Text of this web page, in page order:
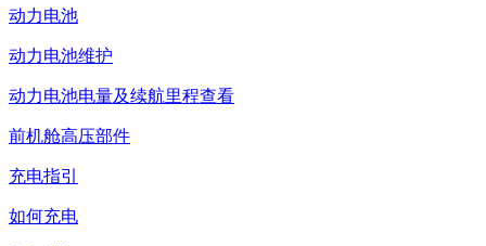
动力电池
动力电池维护
动力电池电量及续航里程查看
前机舱高压部件
充电指引
如何充电